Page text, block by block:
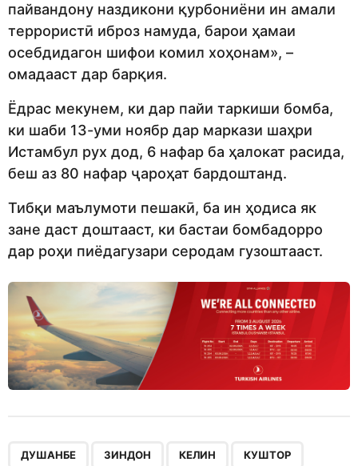
пайвандону наздикони қурбониёни ин амали
террористӣ иброз намуда, барои ҳамаи
осебдидагон шифои комил хоҳонам», –
омадааст дар барқия.
Ёдрас мекунем, ки дар пайи таркиши бомба,
ки шаби 13-уми ноябр дар маркази шаҳри
Истамбул рух дод, 6 нафар ба ҳалокат расида,
беш аз 80 нафар ҷароҳат бардоштанд.
Тибқи маълумоти пешакӣ, ба ин ҳодиса як
зане даст доштааст, ки бастаи бомбадорро
дар роҳи пиёдагузари серодам гузоштааст.
ДУШАНБЕ ЗИНДОН КЕЛИН КУШТОР